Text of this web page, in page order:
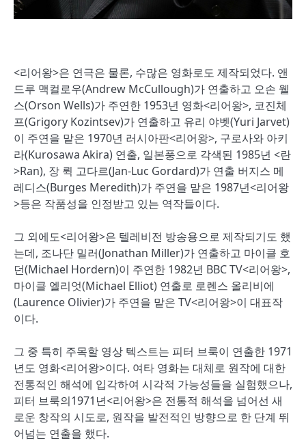
<리어왕>은 연극은 물론, 수많은 영화로도 제작되었다. 앤
드루 맥컬로우(Andrew McCullough)가 연출하고 오손 웰
스(Orson Wells)가 주연한 1953년 영화<리어왕>, 코진체
프(Grigory Kozintsev)가 연출하고 유리 야벳(Yuri Jarvet)
이 주연을 맡은 1970년 러시아판<리어왕>, 구로사와 아키
라(Kurosawa Akira) 연출, 일본풍으로 각색된 1985년 <란
>Ran), 장 뤽 고다르(Jan-Luc Gordard)가 연출 버지스 메
레디스(Burges Meredith)가 주연을 맡은 1987년<리어왕
>등은 작품성을 인정받고 있는 역작들이다.
그 외에도<리어왕>은 텔레비전 방송용으로 제작되기도 했
는데, 조나단 밀러(Jonathan Miller)가 연출하고 마이클 호
던(Michael Hordern)이 주연한 1982년 BBC TV<리어왕>,
마이클 엘리엇(Michael Elliot) 연출로 로렌스 올리비에
(Laurence Olivier)가 주연을 맡은 TV<리어왕>이 대표작
이다.
그 중 특히 주목할 영상 텍스트는 피터 브룩이 연출한 1971
년도 영화<리어왕>이다. 여타 영화는 대체로 원작에 대한
전통적인 해석에 입각하여 시각적 가능성들을 실험했으나,
피터 브룩의1971년<리어왕>은 전통적 해석을 넘어선 새
로운 창작의 시도로, 원작을 발전적인 방향으로 한 단계 뛰
어넘는 연출을 했다.